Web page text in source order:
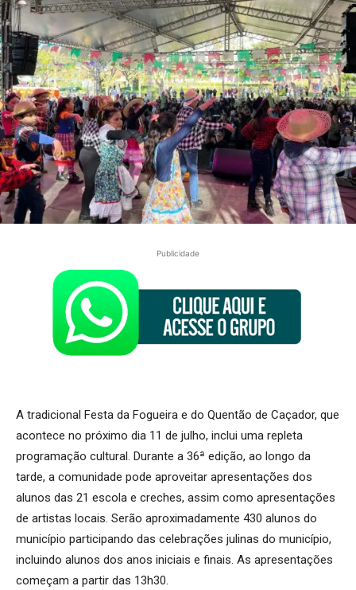
Publicidade
A tradicional Festa da Fogueira e do Quentão de Caçador, que
acontece no próximo dia 11 de julho, inclui uma repleta
programação cultural. Durante a 36ª edição, ao longo da
tarde, a comunidade pode aproveitar apresentações dos
alunos das 21 escola e creches, assim como apresentações
de artistas locais. Serão aproximadamente 430 alunos do
município participando das celebrações julinas do município,
incluindo alunos dos anos iniciais e finais. As apresentações
começam a partir das 13h30.